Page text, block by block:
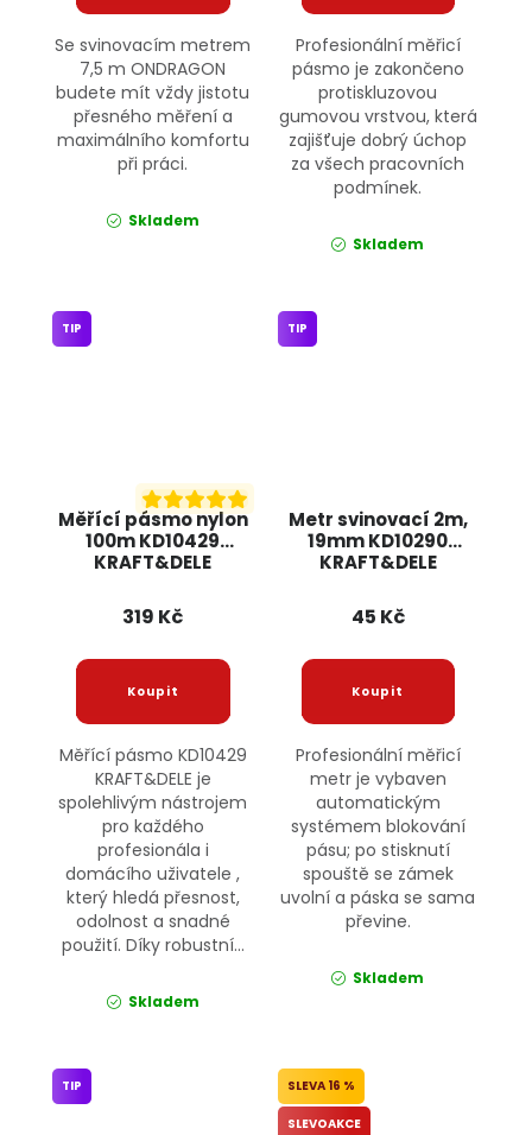
Se svinovacím metrem
7,5 m ONDRAGON
budete mít vždy jistotu
přesného měření a
maximálního komfortu
při práci.
Skladem
Profesionální měřicí
pásmo je zakončeno
protiskluzovou
gumovou vrstvou, která
zajišťuje dobrý úchop
za všech pracovních
podmínek.
Skladem
Měřící pásmo nylon
100m KD10429
KRAFT&DELE
TIP
319 Kč
Měřící pásmo KD10429
KRAFT&DELE je
spolehlivým nástrojem
pro každého
profesionála i
domácího uživatele ,
který hledá přesnost,
odolnost a snadné
použití. Díky robustní...
Skladem
Metr svinovací 2m,
19mm KD10290
KRAFT&DELE
TIP
45 Kč
Profesionální měřicí
metr je vybaven
automatickým
systémem blokování
pásu; po stisknutí
spouště se zámek
uvolní a páska se sama
převine.
Skladem
TIP 16 %
SLEVOAKCE